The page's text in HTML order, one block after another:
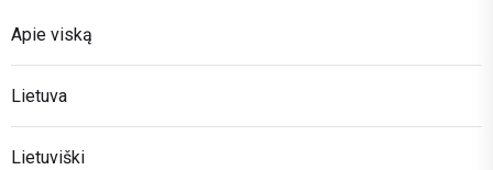
Apie viską
Lietuva
Lietuviški